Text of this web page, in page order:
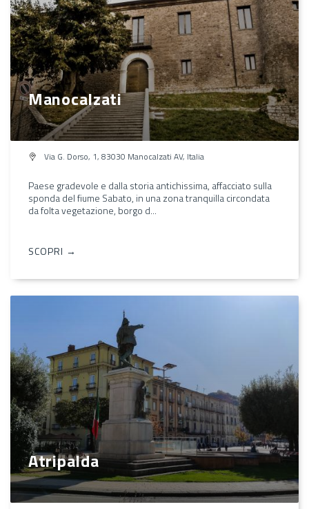
Manocalzati
Via G. Dorso, 1, 83030 Manocalzati AV, Italia
Paese gradevole e dalla storia antichissima, affacciato sulla
sponda del fiume Sabato, in una zona tranquilla circondata
da folta vegetazione, borgo d...
SCOPRI →
Atripalda